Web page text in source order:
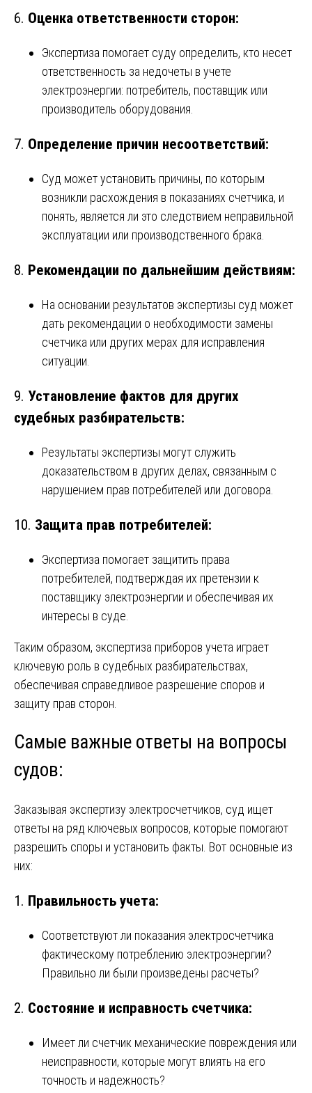
6. Оценка ответственности сторон:
Экспертиза помогает суду определить, кто несет
ответственность за недочеты в учете
электроэнергии: потребитель, поставщик или
производитель оборудования.
7. Определение причин несоответствий:
Суд может установить причины, по которым
возникли расхождения в показаниях счетчика, и
понять, является ли это следствием неправильной
эксплуатации или производственного брака.
8. Рекомендации по дальнейшим действиям:
На основании результатов экспертизы суд может
дать рекомендации о необходимости замены
счетчика или других мерах для исправления
ситуации.
9. Установление фактов для других
судебных разбирательств:
Результаты экспертизы могут служить
доказательством в других делах, связанным с
нарушением прав потребителей или договора.
10. Защита прав потребителей:
Экспертиза помогает защитить права
потребителей, подтверждая их претензии к
поставщику электроэнергии и обеспечивая их
интересы в суде.
Таким образом, экспертиза приборов учета играет
ключевую роль в судебных разбирательствах,
обеспечивая справедливое разрешение споров и
защиту прав сторон.
Самые важные ответы на вопросы
судов:
Заказывая экспертизу электросчетчиков, суд ищет
ответы на ряд ключевых вопросов, которые помогают
разрешить споры и установить факты. Вот основные из
них:
1. Правильность учета:
Соответствуют ли показания электросчетчика
фактическому потреблению электроэнергии?
Правильно ли были произведены расчеты?
2. Состояние и исправность счетчика:
Имеет ли счетчик механические повреждения или
неисправности, которые могут влиять на его
точность и надежность?